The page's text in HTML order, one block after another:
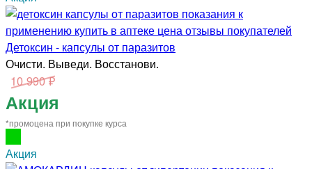
Детоксин - капсулы от паразитов
Очисти. Выведи. Восстанови.
10 990 ₽
Акция
*промоцена при покупке курса
Акция